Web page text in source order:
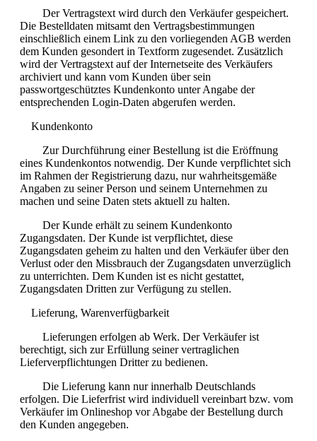
Der Vertragstext wird durch den Verkäufer gespeichert.
Die Bestelldaten mitsamt den Vertragsbestimmungen
einschließlich einem Link zu den vorliegenden AGB werden
dem Kunden gesondert in Textform zugesendet. Zusätzlich
wird der Vertragstext auf der Internetseite des Verkäufers
archiviert und kann vom Kunden über sein
passwortgeschütztes Kundenkonto unter Angabe der
entsprechenden Login-Daten abgerufen werden.
Kundenkonto
Zur Durchführung einer Bestellung ist die Eröffnung
eines Kundenkontos notwendig. Der Kunde verpflichtet sich
im Rahmen der Registrierung dazu, nur wahrheitsgemäße
Angaben zu seiner Person und seinem Unternehmen zu
machen und seine Daten stets aktuell zu halten.
Der Kunde erhält zu seinem Kundenkonto
Zugangsdaten. Der Kunde ist verpflichtet, diese
Zugangsdaten geheim zu halten und den Verkäufer über den
Verlust oder den Missbrauch der Zugangsdaten unverzüglich
zu unterrichten. Dem Kunden ist es nicht gestattet,
Zugangsdaten Dritten zur Verfügung zu stellen.
Lieferung, Warenverfügbarkeit
Lieferungen erfolgen ab Werk. Der Verkäufer ist
berechtigt, sich zur Erfüllung seiner vertraglichen
Lieferverpflichtungen Dritter zu bedienen.
Die Lieferung kann nur innerhalb Deutschlands
erfolgen. Die Lieferfrist wird individuell vereinbart bzw. vom
Verkäufer im Onlineshop vor Abgabe der Bestellung durch
den Kunden angegeben.